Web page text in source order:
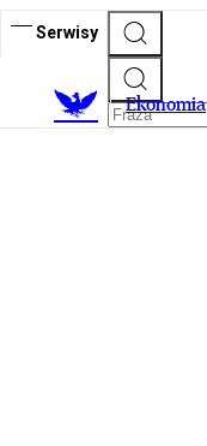
Serwisy
Ekonomia